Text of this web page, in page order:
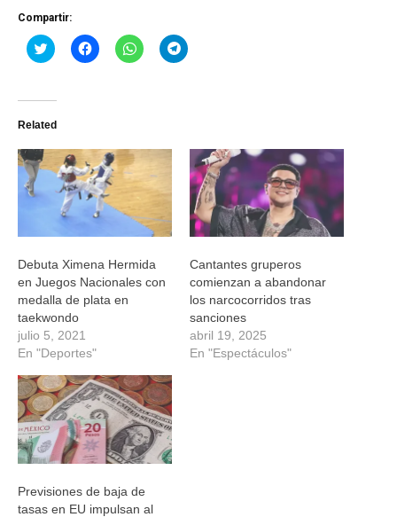
Compartir:
Haz
clic
Twitter
abre
una
ventana
nueva)
Haz
clic
una
ventana
nueva)
Haz
clic
una
ventana
nueva)
Haz
clic
una
ventana
nueva)
Related
Debuta Ximena Hermida
en Juegos Nacionales con
medalla de plata en
taekwondo
julio 5, 2021
En "Deportes"
Cantantes gruperos
comienzan a abandonar
los narcocorridos tras
sanciones
abril 19, 2025
En "Espectáculos"
Previsiones de baja de
tasas en EU impulsan al